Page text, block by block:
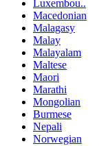
Luxembou..
Macedonian
Malagasy
Malay
Malayalam
Maltese
Maori
Marathi
Mongolian
Burmese
Nepali
Norwegian